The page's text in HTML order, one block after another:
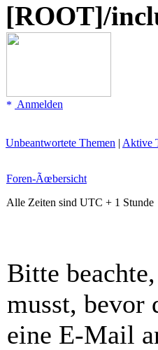
[ROOT]/
Anmelden
Unbeantwortete Themen | Aktive
Foren-Ãœbersicht
Alle Zeiten sind UTC + 1 Stunde
Bitte
musst,
eine E-Mail